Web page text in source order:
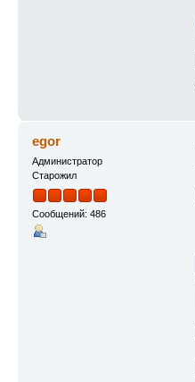
egor
Администратор
Старожил
Сообщений: 486